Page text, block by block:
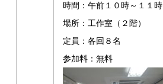
時間：午前１０時～１１時
場所：工作室（２階）
定員：各回８名
参加料：無料